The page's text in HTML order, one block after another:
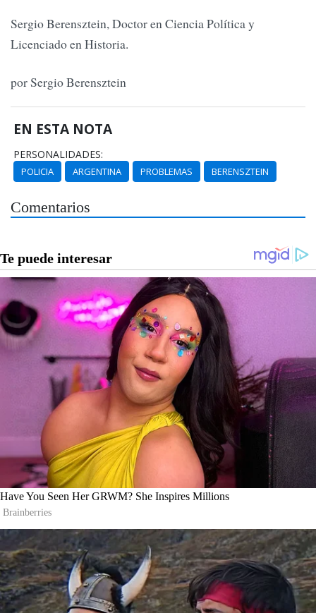
Sergio Berensztein, Doctor en Ciencia Política y
Licenciado en Historia.
por Sergio Berensztein
EN ESTA NOTA
PERSONALIDADES:
POLICIA ARGENTINA PROBLEMAS BERENSZTEIN
Comentarios